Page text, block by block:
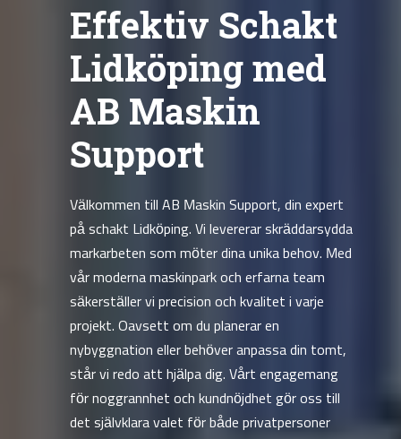
Effektiv Schakt
Lidköping med
AB Maskin
Support
Välkommen till AB Maskin Support, din expert
på schakt Lidköping. Vi levererar skräddarsydda
markarbeten som möter dina unika behov. Med
vår moderna maskinpark och erfarna team
säkerställer vi precision och kvalitet i varje
projekt. Oavsett om du planerar en
nybyggnation eller behöver anpassa din tomt,
står vi redo att hjälpa dig. Vårt engagemang
för noggrannhet och kundnöjdhet gör oss till
det självklara valet för både privatpersoner